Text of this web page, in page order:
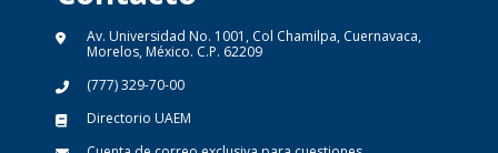
Av. Universidad No. 1001, Col Chamilpa, Cuernavaca,
Morelos, México. C.P. 62209
(777) 329-70-00
Directorio UAEM